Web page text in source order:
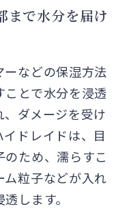
まで水分を届け
などの保湿方法
とで水分を浸透
ダメージを受け
ドレイドは、目
ため、濡らすこ
ム粒子などが入れ
します。